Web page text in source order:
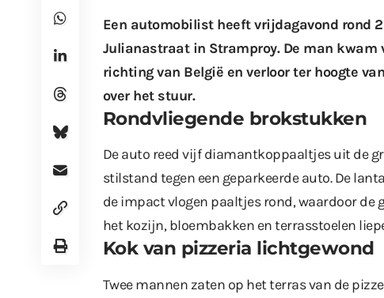
Een automobilist heeft vrijdagavond rond
Julianastraat in Stramproy. De man kwam
richting van België en verloor ter hoogte
over het stuur.
Rondvliegende brokstukken
De auto reed vijf diamantkoppaaltjes uit de
stilstand tegen een geparkeerde auto. De
de impact vlogen paaltjes rond, waardoor de
het kozijn, bloembakken en terrasstoelen
Kok van pizzeria lichtgewond
Twee mannen zaten op het terras van de